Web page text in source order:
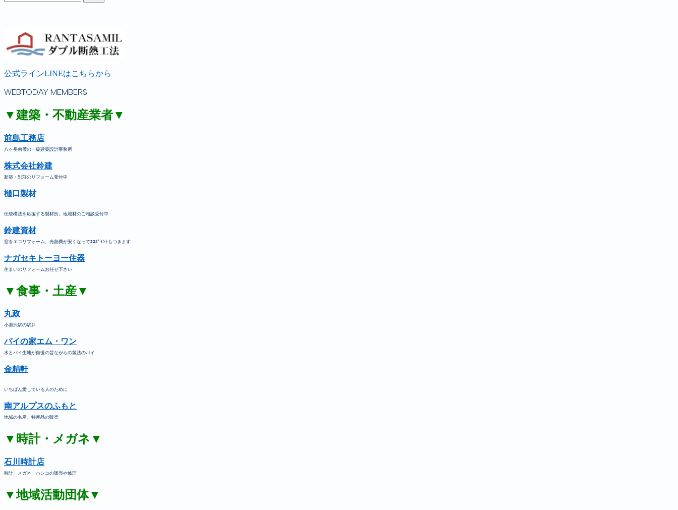
公式ラインLINEはこちらから
WEBTODAY MEMBERS
▼建築・不動産業者▼
前島工務店
八ヶ岳南麓の一級建築設計事務所
株式会社鈴建
新築・別荘のリフォーム受付中
樋口製材
伝統構法を応援する製材所。地域材のご相談受付中
鈴建資材
窓をエコリフォーム。光熱費が安くなってｴｺﾎﾟｲﾝﾄもつきます
ナガセキトーヨー住器
住まいのリフォームお任せ下さい
▼食事・土産▼
丸政
小淵沢駅の駅弁
パイの家エム・ワン
水とパイ生地が自慢の昔ながらの製法のパイ
金精軒
いちばん愛している人のために
南アルプスのふもと
地域の名産、特産品の販売
▼時計・メガネ▼
石川時計店
時計、メガネ、ハンコの販売や修理
▼地域活動団体▼